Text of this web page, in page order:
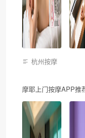
杭州按摩
摩耶上门按摩APP推